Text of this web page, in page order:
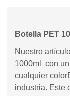
Botella PET
Nuestro
1000ml con
cualquier
industria. Este